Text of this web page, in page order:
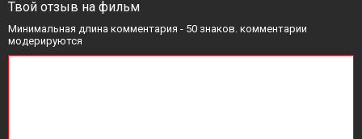
Твой отзыв на фильм
Минимальная длина комментария - 50 знаков. комментарии
модерируются